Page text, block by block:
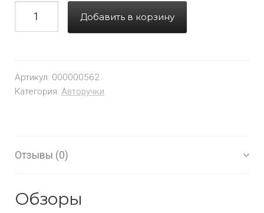
Добавить в корзину
Артикул: 000000562
Категория: Авторучки
Отзывы (0)
Обзоры